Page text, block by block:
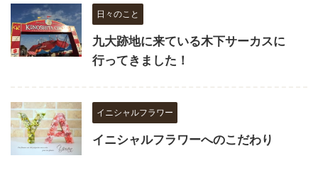
日々のこと
九大跡地に来ている木下サーカスに
行ってきました！
イニシャルフラワー
イニシャルフラワーへのこだわり